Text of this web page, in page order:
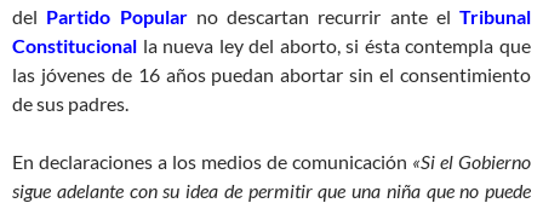
del Partido Popularno descartan recurrir ante el Tribunal
Constitucional la nueva ley del aborto, si ésta contempla que
las jóvenes de 16 años puedan abortar sin el consentimiento
de sus padres.
En declaraciones a los medios de comunicación «Si el Gobierno
sigue adelante con su idea de permitir que una niña que no puede